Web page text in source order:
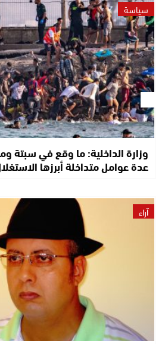
سياسة
وزارة الداخلية: ما وقع في سبتة
عدة عوامل متداخلة أبرزها
آراء